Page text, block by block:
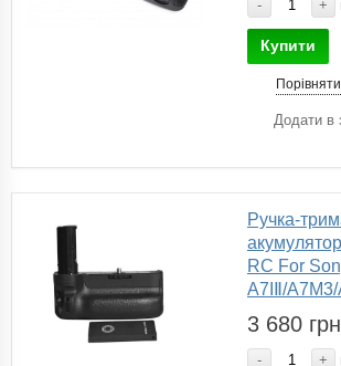
- +
Купити
Порівняти
Додати в
Ручка-
RC For
A7IⅡ/
3 680
- +